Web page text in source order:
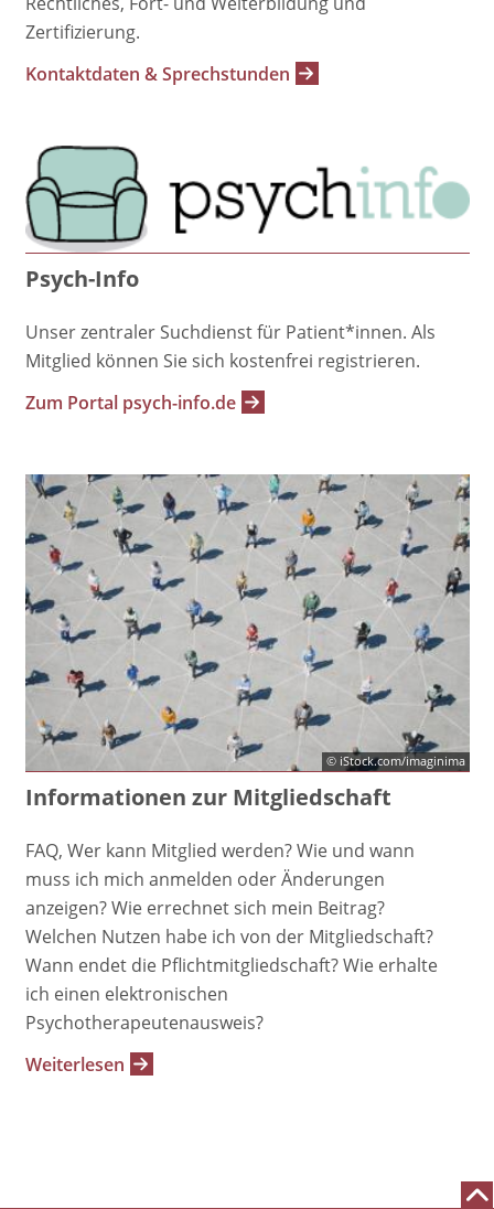
Zertifizierung.
Kontaktdaten & Sprechstunden
Psych-Info
Unser zentraler Suchdienst für Patient*innen. Als
Mitglied können Sie sich kostenfrei registrieren.
Zum Portal psych-info.de
© iStock.com/imaginima
Informationen zur Mitgliedschaft
FAQ, Wer kann Mitglied werden? Wie und wann
muss ich mich anmelden oder Änderungen
anzeigen? Wie errechnet sich mein Beitrag?
Welchen Nutzen habe ich von der Mitgliedschaft?
Wann endet die Pflichtmitgliedschaft? Wie erhalte
ich einen elektronischen
Psychotherapeutenausweis?
Weiterlesen